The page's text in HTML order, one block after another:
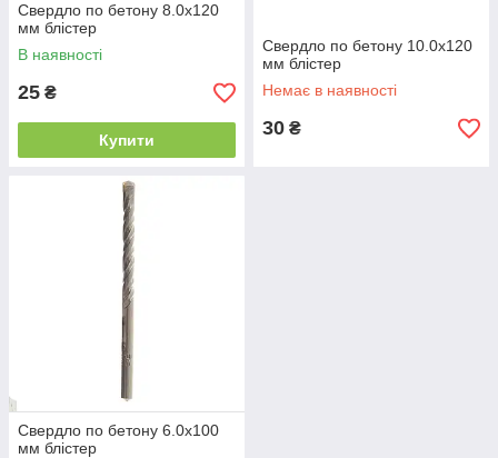
Свердло по бетону 8.0х120
мм блістер
В наявності
25 ₴
Купити
Свердло по бетону 10.0х120
мм блістер
Немає в наявності
30 ₴
Свердло по бетону 6.0х100
мм блістер